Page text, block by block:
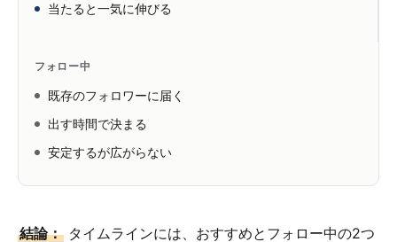
当たると一気に伸びる
フォロー中
既存のフォロワーに届く
出す時間で決まる
安定するが広がらない
結論： タイムラインには、おすすめとフォロー中の2つ